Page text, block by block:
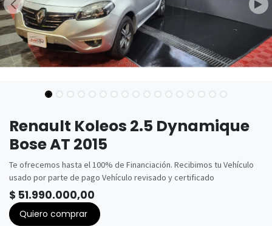
Renault Koleos 2.5 Dynamique
Bose AT 2015
Te ofrecemos hasta el 100% de Financiación. Recibimos tu Vehículo
usado por parte de pago Vehículo revisado y certificado
$ 51.990.000,00
Quiero comprar